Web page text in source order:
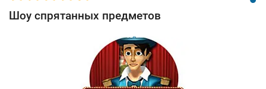
Шоу спрятанных предметов